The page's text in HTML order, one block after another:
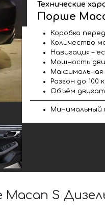
Технические
Порше
Коробка
Количество
Навигация –
Мощность
Максимальная
Разгон до 100
Объём
Минимальный
S